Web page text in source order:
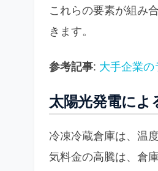
これらの要素が組み
きます。
参考記事: 大手企業の
太陽光発電によ
冷凍冷蔵倉庫は、温
気料金の高騰は、倉